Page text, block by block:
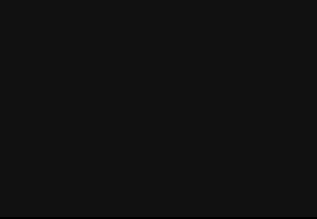
de